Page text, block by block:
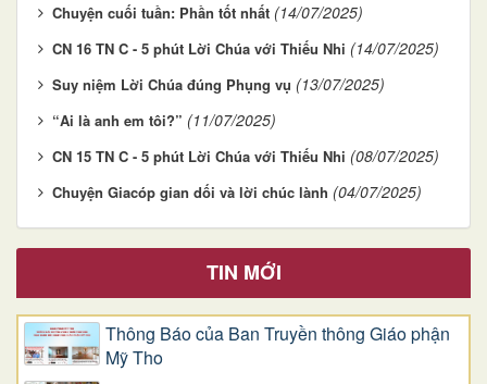
Chuyện cuối tuần: Phần tốt nhất (14/07/2025)
CN 16 TN C - 5 phút Lời Chúa với Thiếu Nhi (14/07/2025)
Suy niệm Lời Chúa đúng Phụng vụ (13/07/2025)
“Ai là anh em tôi?” (11/07/2025)
CN 15 TN C - 5 phút Lời Chúa với Thiếu Nhi (08/07/2025)
Chuyện Giacóp gian dối và lời chúc lành (04/07/2025)
TIN MỚI
Thông Báo của Ban Truyền thông Giáo phận
Mỹ Tho